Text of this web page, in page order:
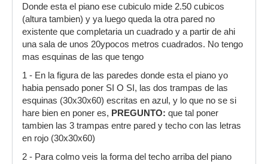
Donde esta el piano ese cubiculo mide 2.50 cubicos
(altura tambien) y ya luego queda la otra pared no
existente que completaria un cuadrado y a partir de ahi
una sala de unos 20ypocos metros cuadrados. No tengo
mas esquinas de las que tengo
1 - En la figura de las paredes donde esta el piano yo
habia pensado poner SI O SI, las dos trampas de las
esquinas (30x30x60) escritas en azul, y lo que no se si
hare bien en poner es, PREGUNTO: que tal poner
tambien las 3 trampas entre pared y techo con las letras
en rojo (30x30x60)
2 - Para colmo veis la forma del techo arriba del piano